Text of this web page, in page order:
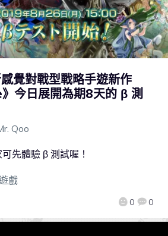
覺對戰型戰略手遊新作
今日展開為期8天的 β 測
Qoo
0 0
先體驗 β 測試喔！
戲